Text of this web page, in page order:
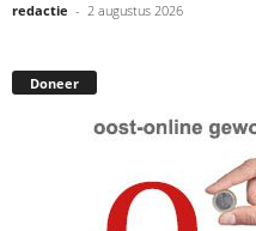
redactie - 2 augustus 2026
Doneer